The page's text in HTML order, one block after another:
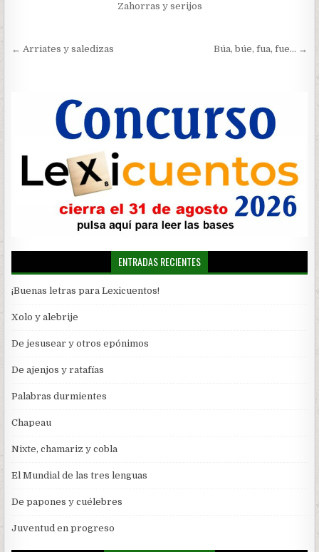
Zahorras y serijos
Navegación
← Arriates y saledizas Búa, búe, fua, fue… →
ENTRADAS RECIENTES
¡Buenas letras para Lexicuentos!
Xolo y alebrije
De jesusear y otros epónimos
De ajenjos y ratafías
Palabras durmientes
Chapeau
Nixte, chamariz y cobla
El Mundial de las tres lenguas
De papones y cuélebres
Juventud en progreso